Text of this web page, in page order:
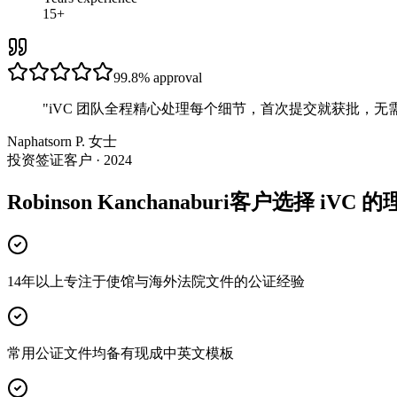
15+
99.8% approval
"iVC 团队全程精心处理每个细节，首次提交就获批，无
Naphatsorn P. 女士
投资签证客户 · 2024
Robinson Kanchanaburi客户选择 iVC 的
14年以上专注于使馆与海外法院文件的公证经验
常用公证文件均备有现成中英文模板